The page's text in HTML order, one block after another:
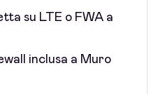
su LTE o FWA a
inclusa a Muro